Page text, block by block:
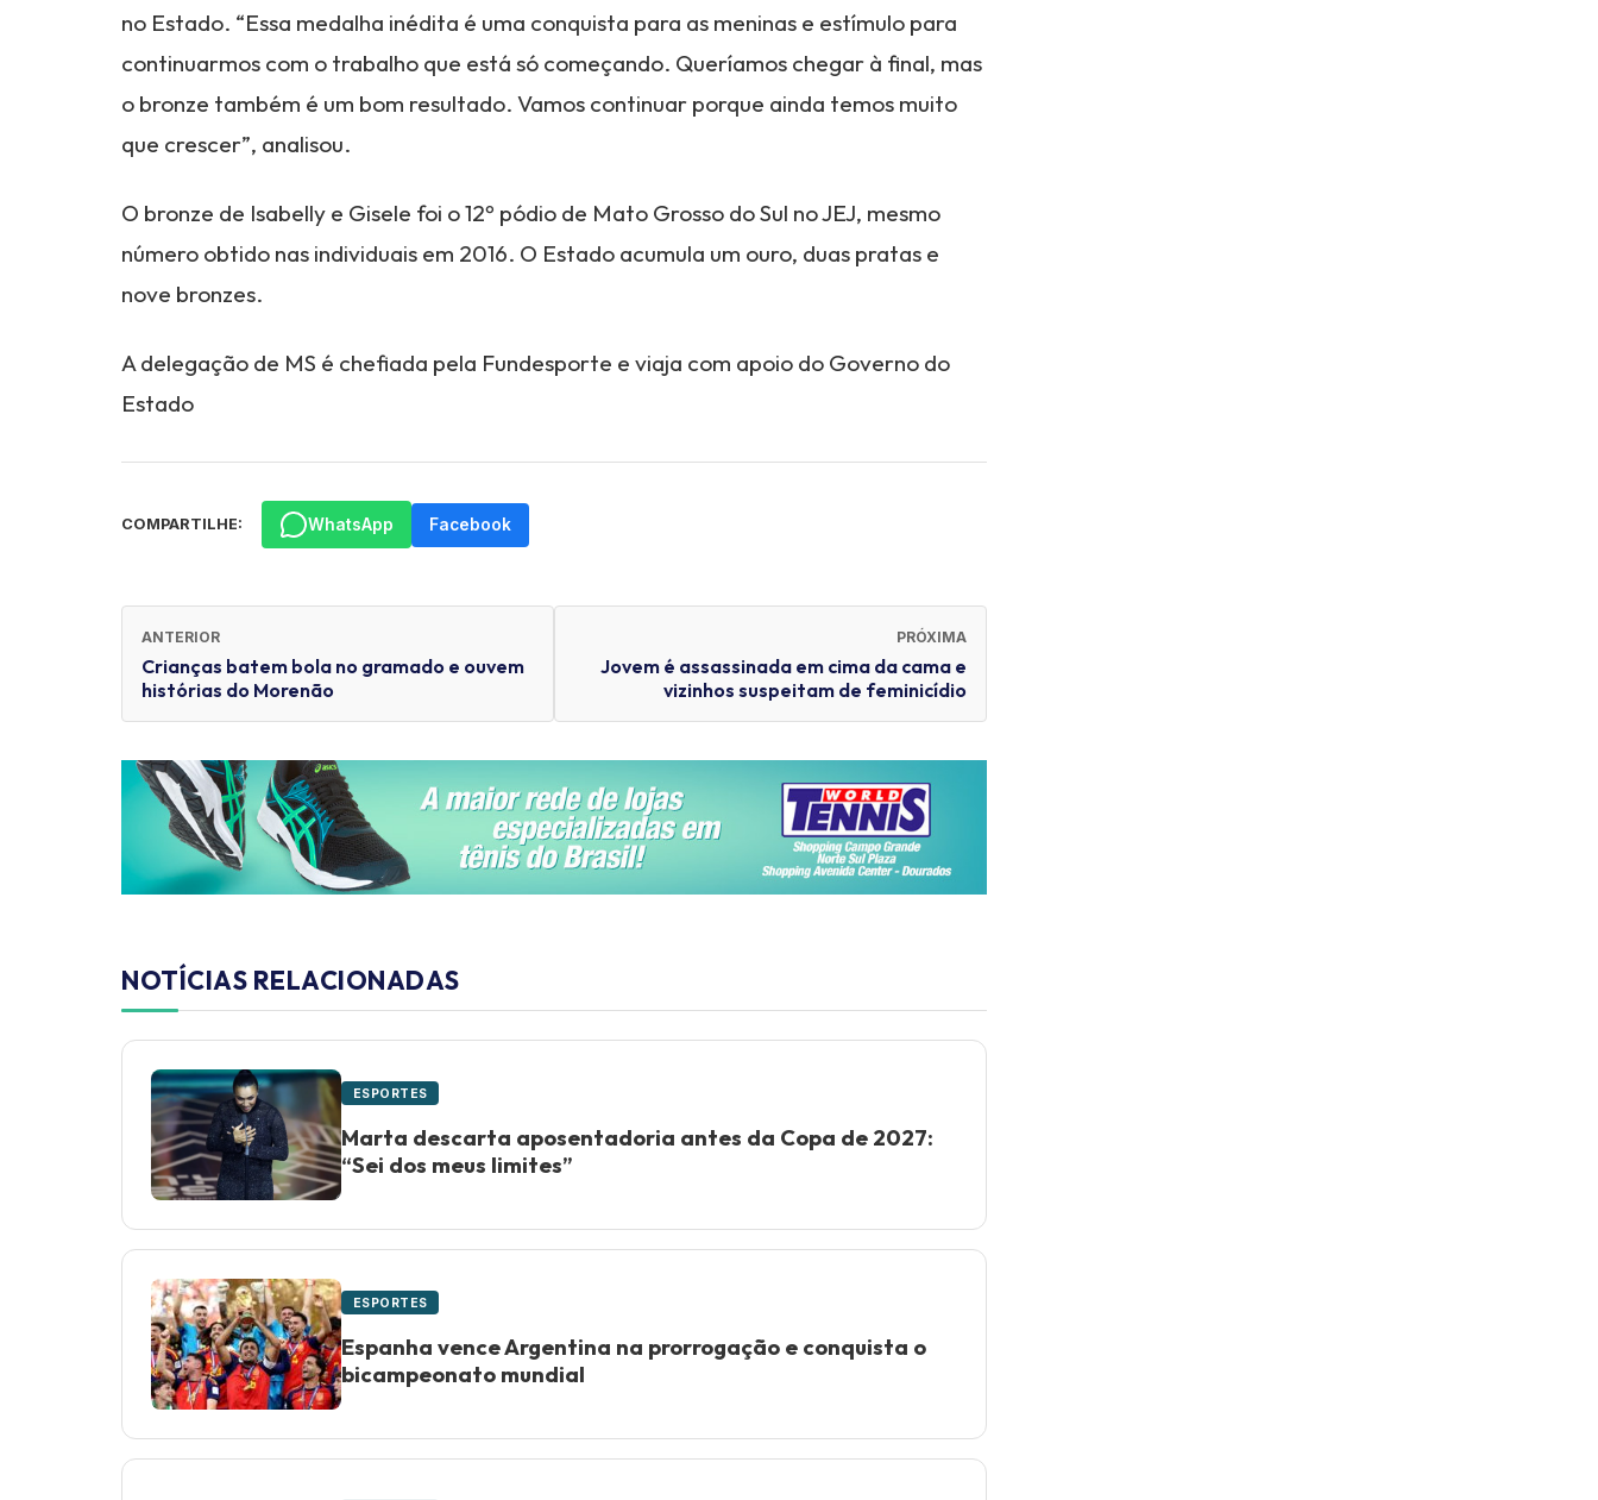
no Estado. “Essa medalha inédita é uma conquista para as meninas e estímulo para
continuarmos com o trabalho que está só começando. Queríamos chegar à final, mas
o bronze também é um bom resultado. Vamos continuar porque ainda temos muito
que crescer”, analisou.
O bronze de Isabelly e Gisele foi o 12º pódio de Mato Grosso do Sul no JEJ, mesmo
número obtido nas individuais em 2016. O Estado acumula um ouro, duas pratas e
nove bronzes.
A delegação de MS é chefiada pela Fundesporte e viaja com apoio do Governo do
Estado
COMPARTILHE: WhatsApp Facebook
ANTERIOR
Crianças batem bola no gramado e ouvem
histórias do Morenão
PRÓXIMA
Jovem é assassinada em cima da cama e
vizinhos suspeitam de feminicídio
NOTÍCIAS RELACIONADAS
ESPORTES
Marta descarta aposentadoria antes da Copa de 2027:
“Sei dos meus limites”
ESPORTES
Espanha vence Argentina na prorrogação e conquista o
bicampeonato mundial